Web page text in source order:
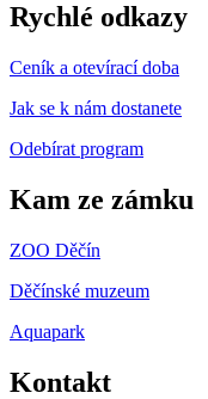
Rychlé odkazy
Ceník a otevírací doba
Jak se k nám dostanete
Odebírat program
Kam ze zámku
ZOO Děčín
Děčínské muzeum
Aquapark
Kontakt